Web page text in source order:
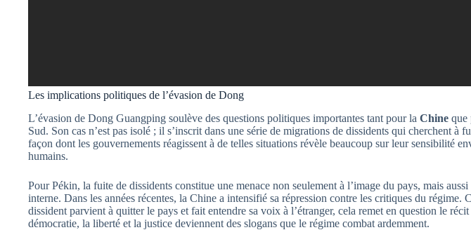
Les implications politiques de l’évasion de Dong
L’évasion de Dong Guangping soulève des questions politiques importantes tant pour la Chine que
Sud. Son cas n’est pas isolé ; il s’inscrit dans une série de migrations de dissidents qui cherchent à
façon dont les gouvernements réagissent à de telles situations révèle beaucoup sur leur sensibilité
humains.
Pour Pékin, la fuite de dissidents constitue une menace non seulement à l’image du pays, mais aussi
interne. Dans les années récentes, la Chine a intensifié sa répression contre les critiques du régime.
dissident parvient à quitter le pays et fait entendre sa voix à l’étranger, cela remet en question le
démocratie, la liberté et la justice deviennent des slogans que le régime combat ardemment.